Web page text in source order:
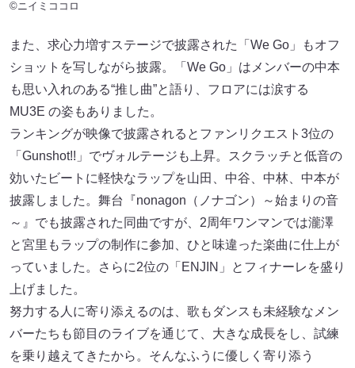
©ニイミココロ
また、求心力増すステージで披露された「We Go」もオフ
ショットを写しながら披露。「We Go」はメンバーの中本
も思い入れのある“推し曲”と語り、フロアには涙する
MU3E の姿もありました。
ランキングが映像で披露されるとファンリクエスト3位の
「Gunshot!!」でヴォルテージも上昇。スクラッチと低音の
効いたビートに軽快なラップを山田、中谷、中林、中本が
披露しました。舞台『nonagon（ノナゴン）～始まりの音
～』でも披露された同曲ですが、2周年ワンマンでは瀧澤
と宮里もラップの制作に参加、ひと味違った楽曲に仕上が
っていました。さらに2位の「ENJIN」とフィナーレを盛り
上げました。
努力する人に寄り添えるのは、歌もダンスも未経験なメン
バーたちも節目のライブを通じて、大きな成長をし、試練
を乗り越えてきたから。そんなふうに優しく寄り添う